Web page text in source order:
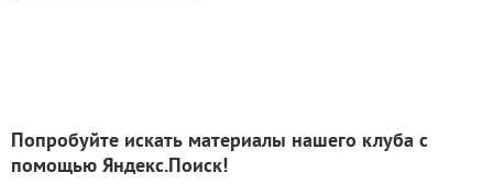
Попробуйте искать материалы нашего клуба с
помощью Яндекс.Поиск!